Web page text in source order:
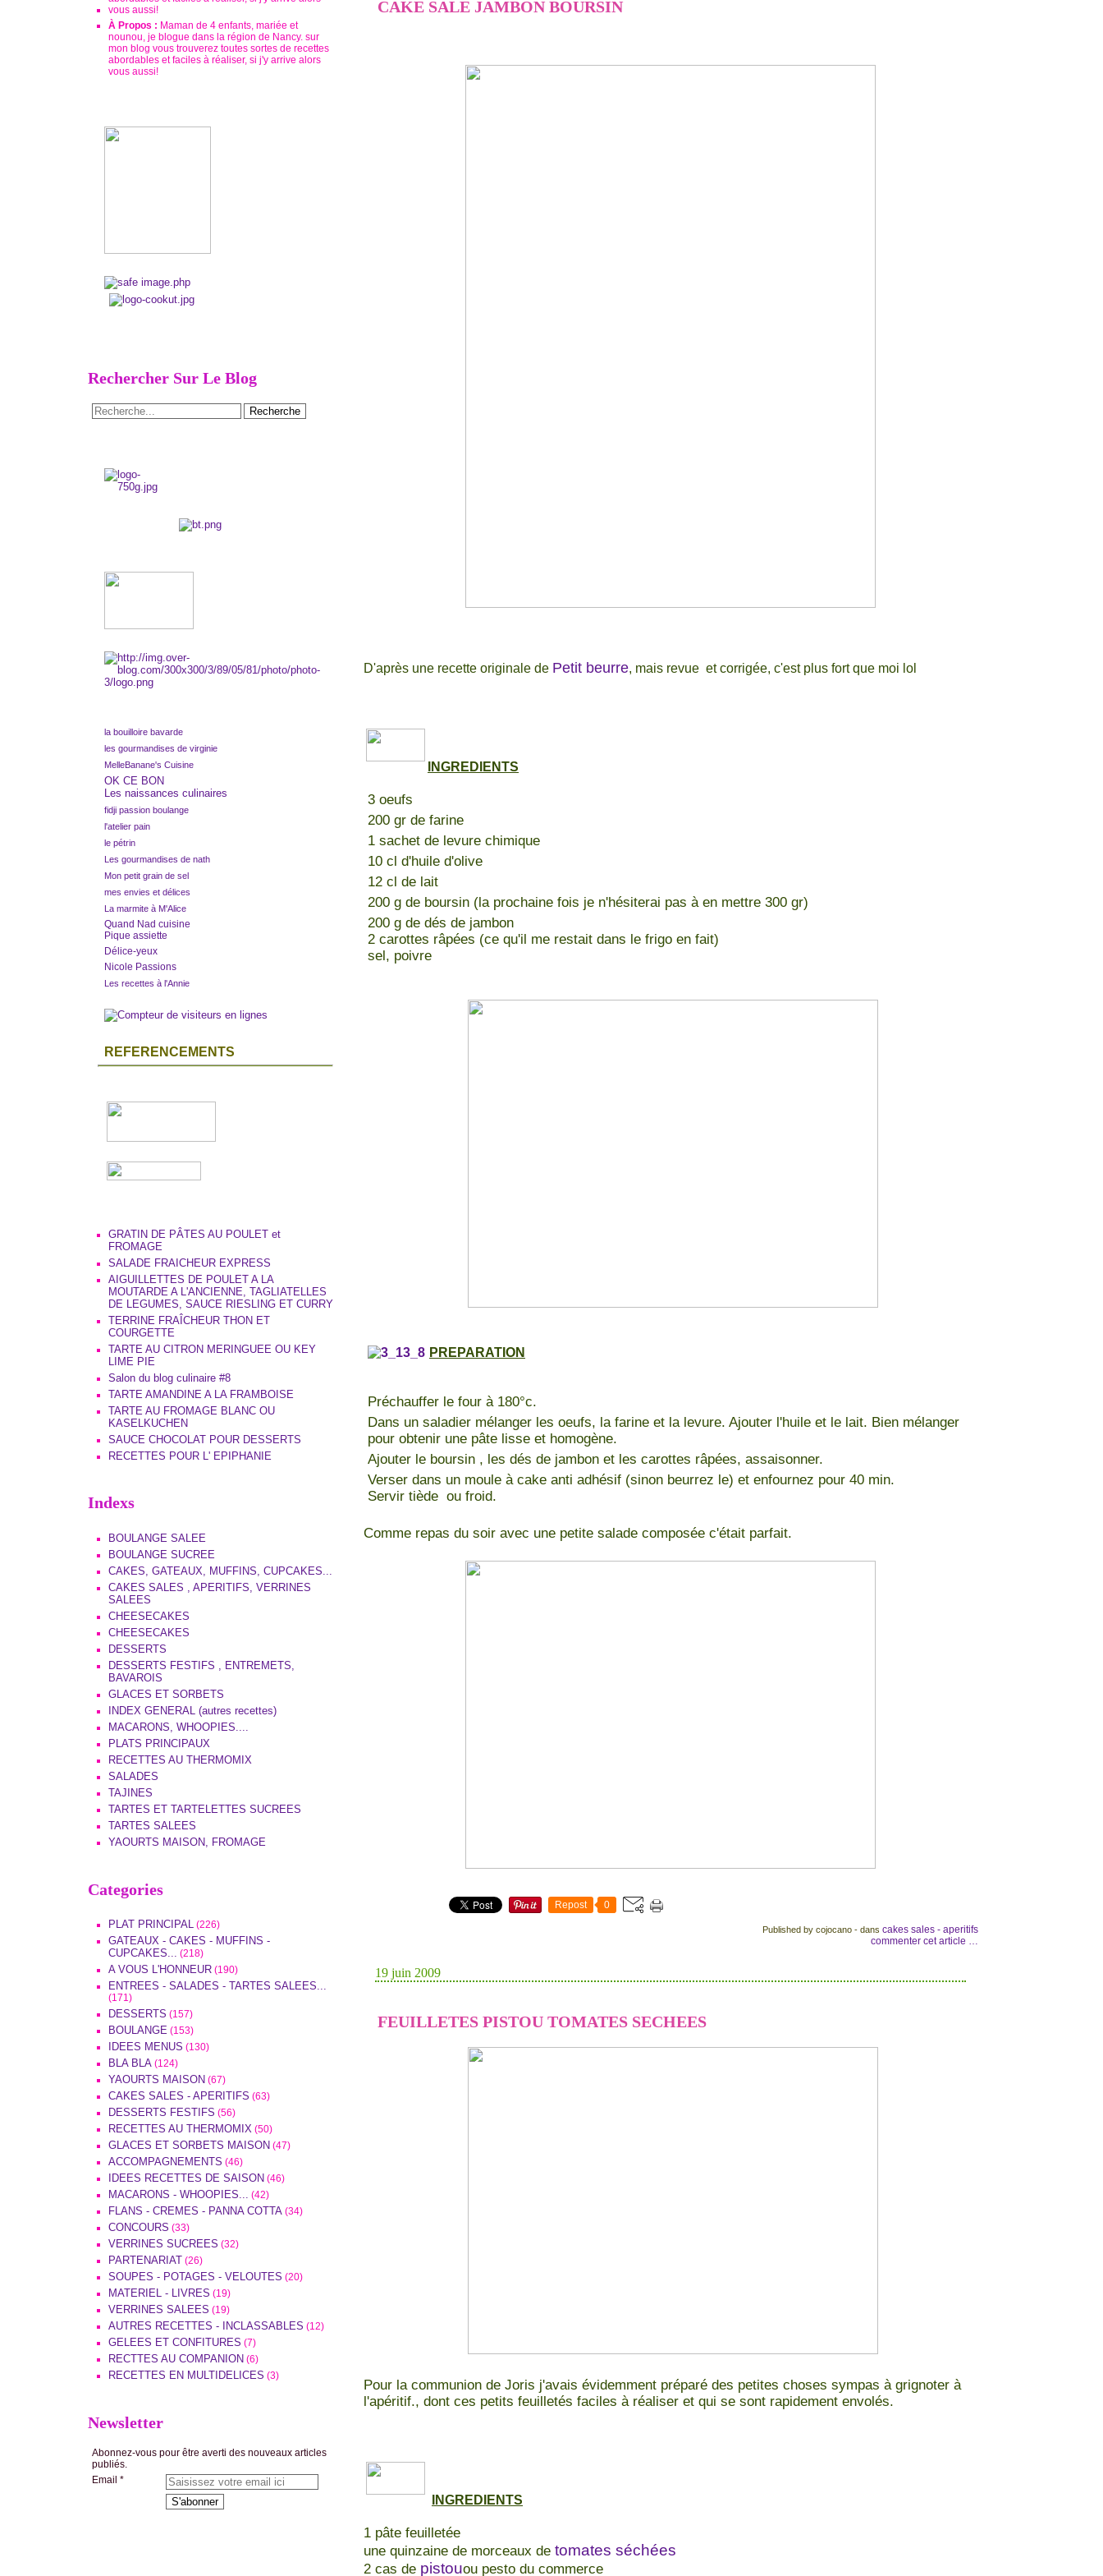
À Propos : Maman de 4 enfants, mariée et
nounou, je blogue dans la région de Nancy. sur
mon blog vous trouverez toutes sortes de recettes
abordables et faciles à réaliser, si j'y arrive alors
vous aussi!
Rechercher Sur Le Blog
la bouilloire bavarde
les gourmandises de virginie
MelleBanane's Cuisine
OK CE BON
Les naissances culinaires
fidji passion boulange
l'atelier pain
le pétrin
Les gourmandises de nath
Mon petit grain de sel
mes envies et délices
La marmite à M'Alice
Quand Nad cuisine
Pique assiette
Délice-yeux
Nicole Passions
Les recettes à l'Annie
REFERENCEMENTS
GRATIN DE PÂTES AU POULET et
FROMAGE
SALADE FRAICHEUR EXPRESS
AIGUILLETTES DE POULET A LA
MOUTARDE A L'ANCIENNE, TAGLIATELLES
DE LEGUMES, SAUCE RIESLING ET CURRY
TERRINE FRAÎCHEUR THON ET
COURGETTE
TARTE AU CITRON MERINGUEE OU KEY
LIME PIE
Salon du blog culinaire #8
TARTE AMANDINE A LA FRAMBOISE
TARTE AU FROMAGE BLANC OU
KASELKUCHEN
SAUCE CHOCOLAT POUR DESSERTS
RECETTES POUR L' EPIPHANIE
Indexs
BOULANGE SALEE
BOULANGE SUCREE
CAKES, GATEAUX, MUFFINS, CUPCAKES...
CAKES SALES , APERITIFS, VERRINES
SALEES
CHEESECAKES
CHEESECAKES
DESSERTS
DESSERTS FESTIFS , ENTREMETS,
BAVAROIS
GLACES ET SORBETS
INDEX GENERAL (autres recettes)
MACARONS, WHOOPIES....
PLATS PRINCIPAUX
RECETTES AU THERMOMIX
SALADES
TAJINES
TARTES ET TARTELETTES SUCREES
TARTES SALEES
YAOURTS MAISON, FROMAGE
Categories
PLAT PRINCIPAL (226)
GATEAUX - CAKES - MUFFINS -
CUPCAKES... (218)
A VOUS L'HONNEUR (190)
ENTREES - SALADES - TARTES SALEES...
(171)
DESSERTS (157)
BOULANGE (153)
IDEES MENUS (130)
BLA BLA (124)
YAOURTS MAISON (67)
CAKES SALES - APERITIFS (63)
DESSERTS FESTIFS (56)
RECETTES AU THERMOMIX (50)
GLACES ET SORBETS MAISON (47)
ACCOMPAGNEMENTS (46)
IDEES RECETTES DE SAISON (46)
MACARONS - WHOOPIES... (42)
FLANS - CREMES - PANNA COTTA (34)
CONCOURS (33)
VERRINES SUCREES (32)
PARTENARIAT (26)
SOUPES - POTAGES - VELOUTES (20)
MATERIEL - LIVRES (19)
VERRINES SALEES (19)
AUTRES RECETTES - INCLASSABLES (12)
GELEES ET CONFITURES (7)
RECTTES AU COMPANION (6)
RECETTES EN MULTIDELICES (3)
Newsletter
Abonnez-vous pour être averti des nouveaux articles
publiés.
Email
CAKE SALE JAMBON BOURSIN
D'après une recette originale de Petit beurre, mais revue et corrigée, c'est plus fort que moi lol
INGREDIENTS
3 oeufs
200 gr de farine
1 sachet de levure chimique
10 cl d'huile d'olive
12 cl de lait
200 g de boursin (la prochaine fois je n'hésiterai pas à en mettre 300 gr)
200 g de dés de jambon
2 carottes râpées (ce qu'il me restait dans le frigo en fait)
sel, poivre
PREPARATION
Préchauffer le four à 180°c.
Dans un saladier mélanger les oeufs, la farine et la levure. Ajouter l'huile et le lait. Bien mélanger
pour obtenir une pâte lisse et homogène.
Ajouter le boursin , les dés de jambon et les carottes râpées, assaisonner.
Verser dans un moule à cake anti adhésif (sinon beurrez le) et enfournez pour 40 min.
Servir tiède ou froid.
Comme repas du soir avec une petite salade composée c'était parfait.
Repost 0
Published by cojocano - dans cakes sales - aperitifs
commenter cet article …
19 juin 2009
FEUILLETES PISTOU TOMATES SECHEES
Pour la communion de Joris j'avais évidemment préparé des petites choses sympas à grignoter à
l'apéritif., dont ces petits feuilletés faciles à réaliser et qui se sont rapidement envolés.
INGREDIENTS
1 pâte feuilletée
une quinzaine de morceaux de tomates séchées
2 cas de pistouou pesto du commerce